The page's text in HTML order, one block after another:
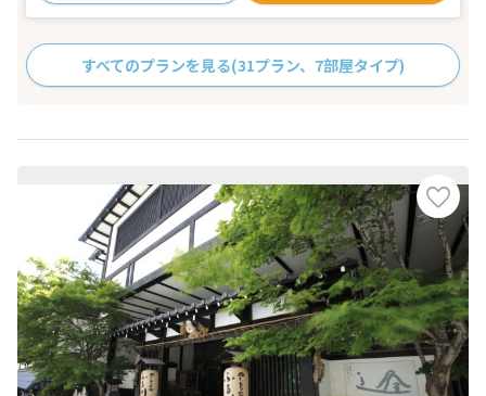
すべてのプランを見る(31プラン、7部屋タイプ)